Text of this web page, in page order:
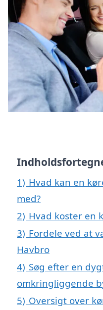
1) Hvad kan en
med?
2) Hvad koster en
3) Fordele ved at
Havbro
4) Søg efter en
omkringliggende
5) Oversigt over